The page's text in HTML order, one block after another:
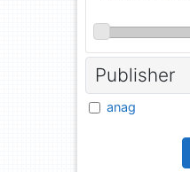
Publisher
anag